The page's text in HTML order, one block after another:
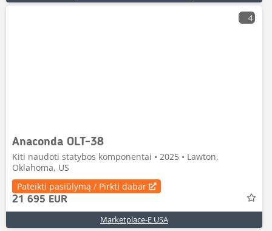
4
Anaconda OLT-38
Kiti naudoti statybos komponentai • 2025 • Lawton,
Oklahoma, US
Pateikti pasiūlymą / Pirkti dabar
21 695 EUR
Marketplace-E USA